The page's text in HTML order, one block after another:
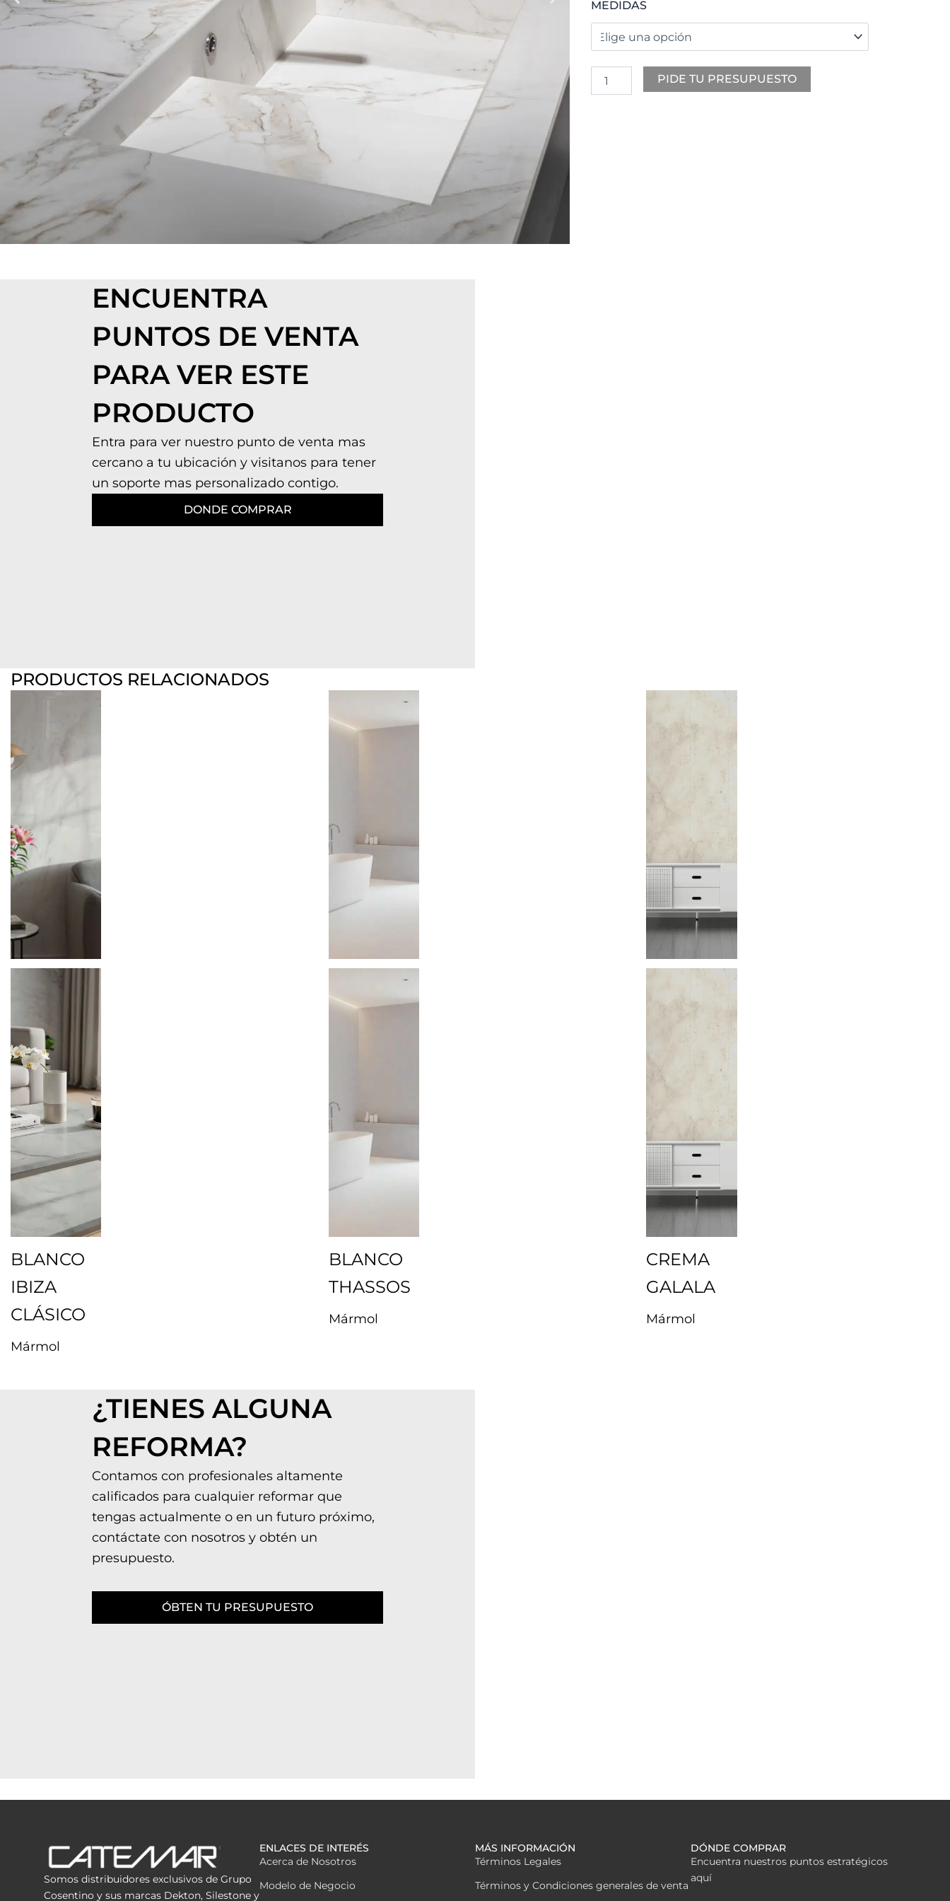
MEDIDAS
PIDE TU PRESUPUESTO
ENCUENTRA
PUNTOS DE VENTA
PARA VER ESTE
PRODUCTO
Entra para ver nuestro punto de venta mas
cercano a tu ubicación y visitanos para tener
un soporte mas personalizado contigo.
DONDE COMPRAR
PRODUCTOS RELACIONADOS
BLANCO
IBIZA
CLÁSICO
Mármol
BLANCO
THASSOS
Mármol
CREMA
GALALA
Mármol
¿TIENES ALGUNA
REFORMA?
Contamos con profesionales altamente
calificados para cualquier reformar que
tengas actualmente o en un futuro próximo,
contáctate con nosotros y obtén un
presupuesto.
ÓBTEN TU PRESUPUESTO
Somos distribuidores exclusivos de Grupo
Cosentino y sus marcas Dekton, Silestone y
ENLACES DE INTERÉS
Acerca de Nosotros
Modelo de Negocio
MÁS INFORMACIÓN
Términos Legales
Términos y Condiciones generales de venta
DÓNDE COMPRAR
Encuentra nuestros puntos estratégicos
aquí